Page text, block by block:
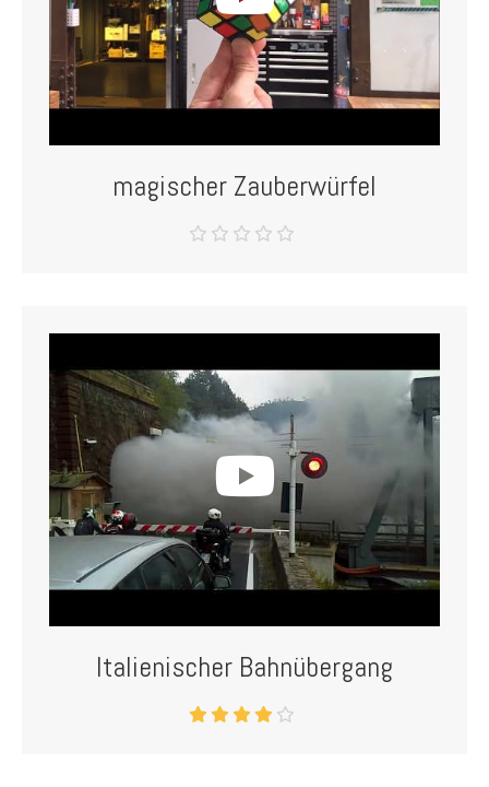
magischer Zauberwürfel
Italienischer Bahnübergang